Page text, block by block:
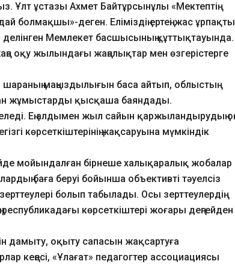
Ұлт ұстазы Ахмет Байтұрсынұлы «Мектептің
болмақшы»-деген. Еліміздің ертеңі жас ұрпақтың
делінген Мемлекет басшысының құттықтауында.
оқу жылындағы жаңалықтар мен өзгерістерге
маңыздылығын баса айтып, облыстың
жұмыстарды қысқаша баяндады.
Ең алдымен жыл сайын қаржыландырудың оң
көрсеткіштерінің жақсаруына мүмкіндік
мойындалған бірнеше халықаралық жобалар
баға беруі бойынша объективті тәуелсіз
болып табылады. Осы зерттеулердің
көрсеткіштері жоғары деңгейден
дамыту, оқыту сапасын жақсартуға
кеңесі, «Ұлағат» педагогтер ассоциациясы